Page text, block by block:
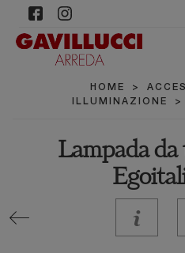
HOME >
ILLUMINAZIONE
>
Lampada